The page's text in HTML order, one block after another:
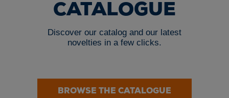
CATALOGUE
Discover our catalog and our latest
novelties in a few clicks.
BROWSE THE CATALOGUE